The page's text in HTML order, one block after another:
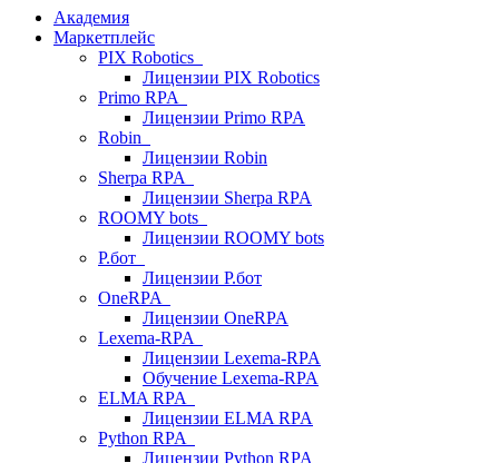
Академия
Маркетплейс
PIX Robotics
Лицензии PIX Robotics
Primo RPA
Лицензии Primo RPA
Robin
Лицензии Robin
Sherpa RPA
Лицензии Sherpa RPA
ROOMY bots
Лицензии ROOMY bots
Р.бот
Лицензии Р.бот
OneRPA
Лицензии OneRPA
Lexema-RPA
Лицензии Lexema-RPA
Обучение Lexema-RPA
ELMA RPA
Лицензии ELMA RPA
Python RPA
Лицензии Python RPA